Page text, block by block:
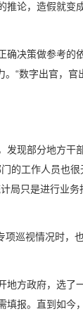
论，造假就变
决策做参考的
“数字出官，官
现部分地方干
的工作人员也
局只是进行业务
巡视情况时，
方政府，选了
填报。直到如今